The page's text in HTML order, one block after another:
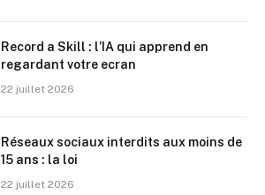
Record a Skill : l’IA qui apprend en
regardant votre ecran
22 juillet 2026
Réseaux sociaux interdits aux moins de
15 ans : la loi
22 juillet 2026